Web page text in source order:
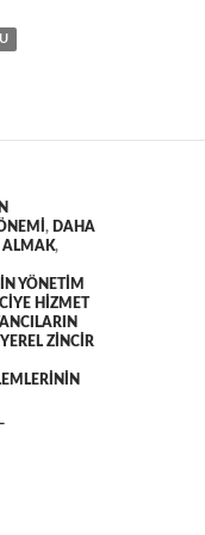
, DAHA
ALMAK,
YÖNETIM
HIZMET
YEREL ZINCIR